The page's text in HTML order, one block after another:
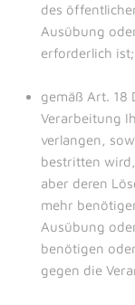
des
Ausübung
erforderlich ist;
gemäß Art. 18
Verarbeitung
verlangen,
bestritten
aber deren
mehr
Ausübung
benötigen
gegen die